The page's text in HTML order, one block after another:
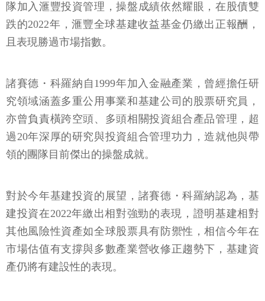
隊加入滙豐投資管理，操盤成績依然耀眼，在股債雙
跌的2022年，滙豐全球基建收益基金仍繳出正報酬，
且表現勝過市場指數。
諸賽德・科羅納自1999年加入金融產業，曾經擔任研
究領域涵蓋多重公用事業和基建公司的股票研究員，
亦曾負責橫跨空頭、多頭相關投資組合產品管理，超
過20年深厚的研究與投資組合管理功力，造就他與帶
領的團隊目前傑出的操盤成就。
對於今年基建投資的展望，諸賽德・科羅納認為，基
建投資在2022年繳出相對強勁的表現，證明基建相對
其他風險性資產如全球股票具有防禦性，相信今年在
市場估值有支撐與多數產業營收修正趨勢下，基建資
產仍將有建設性的表現。